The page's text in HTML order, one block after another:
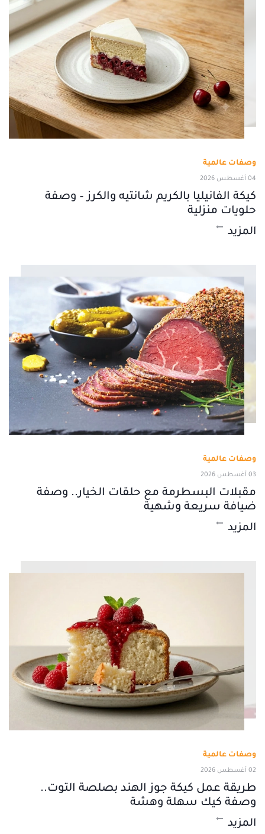
وصفات عالمية
04 أغسطس 2026
كيكة الفانيليا بالكريم شانتيه والكرز – وصفة
حلويات منزلية
المزيد
وصفات عالمية
03 أغسطس 2026
مقبلات البسطرمة مع حلقات الخيار.. وصفة
ضيافة سريعة وشهية
المزيد
وصفات عالمية
02 أغسطس 2026
طريقة عمل كيكة جوز الهند بصلصة التوت..
وصفة كيك سهلة وهشة
المزيد